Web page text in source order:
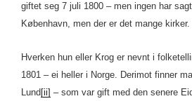
giftet seg 7 juli 1800 – men ingen har
København, men der er det mange kirker.
Hverken hun eller Krog er nevnt i
1801 – ei heller i Norge. Derimot finner
Lund[ii] – som var gift med den senere